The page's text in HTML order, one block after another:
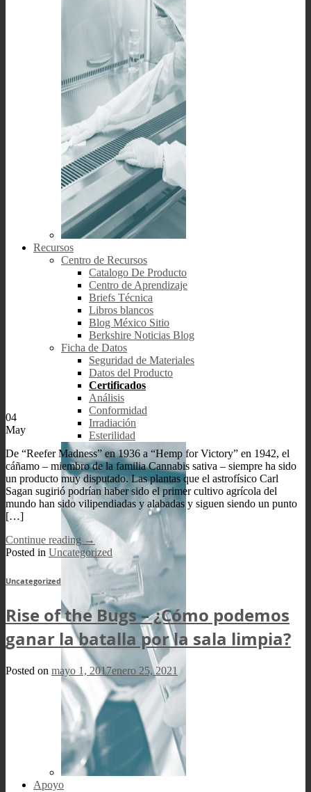
Recursos
Centro de Recursos
Catalogo De Producto
Centro de Aprendizaje
Briefs Técnica
Libros blancos
Blog México Sitio
Berkshire Noticias Blog
Ficha de Datos
Seguridad de Materiales
Datos del Producto
Certificados
Análisis
Conformidad
Irradiación
Esterilidad
Apoyo
04
May
De “Reefer Madness” en 1936 a “Hemp for Victory” en 1942, el
cáñamo – miembro de la familia Cannabis sativa – siempre ha sido
un producto muy disputado. Las plantas que el astrofísico Carl
Sagan sugirió podrían haber sido el primer cultivo agrícola del
mundo han sido vilipendiadas y alabadas y siguen siendo un punto
[…]
Continue reading →
Posted in Uncategorized
Uncategorized
Rise of the Bugs – ¿Cómo podemos
ganar la batalla por la sala limpia?
Posted on mayo 1, 2017enero 25, 2021